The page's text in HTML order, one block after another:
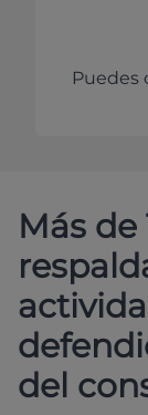
Puedes
Más de
del